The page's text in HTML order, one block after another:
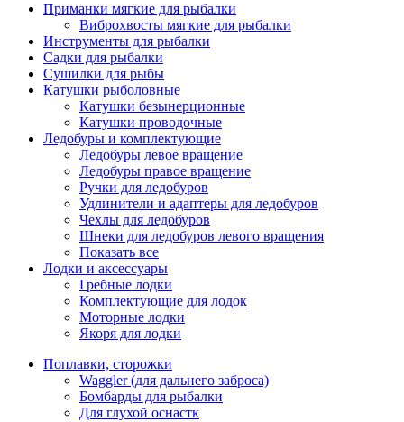
Приманки мягкие для рыбалки
Виброхвосты мягкие для рыбалки
Инструменты для рыбалки
Садки для рыбалки
Сушилки для рыбы
Катушки рыболовные
Катушки безынерционные
Катушки проводочные
Ледобуры и комплектующие
Ледобуры левое вращение
Ледобуры правое вращение
Ручки для ледобуров
Удлинители и адаптеры для ледобуров
Чехлы для ледобуров
Шнеки для ледобуров левого вращения
Показать все
Лодки и аксессуары
Гребные лодки
Комплектующие для лодок
Моторные лодки
Якоря для лодки
Поплавки, сторожки
Waggler (для дальнего заброса)
Бомбарды для рыбалки
Для глухой оснастк